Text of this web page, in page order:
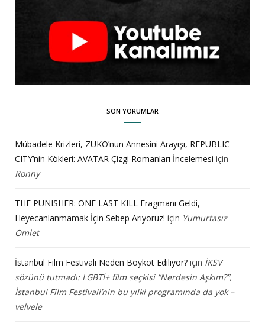
SON YORUMLAR
Mübadele Krizleri, ZUKO’nun Annesini Arayışı, REPUBLIC
CITY’nin Kökleri: AVATAR Çizgi Romanları İncelemesi için
Ronny
THE PUNISHER: ONE LAST KILL Fragmanı Geldi,
Heyecanlanmamak İçin Sebep Arıyoruz! için Yumurtasız
Omlet
İstanbul Film Festivali Neden Boykot Ediliyor? için İKSV
sözünü tutmadı: LGBTİ+ film seçkisi “Nerdesin Aşkım?”,
İstanbul Film Festivali’nin bu yılki programında da yok –
velvele